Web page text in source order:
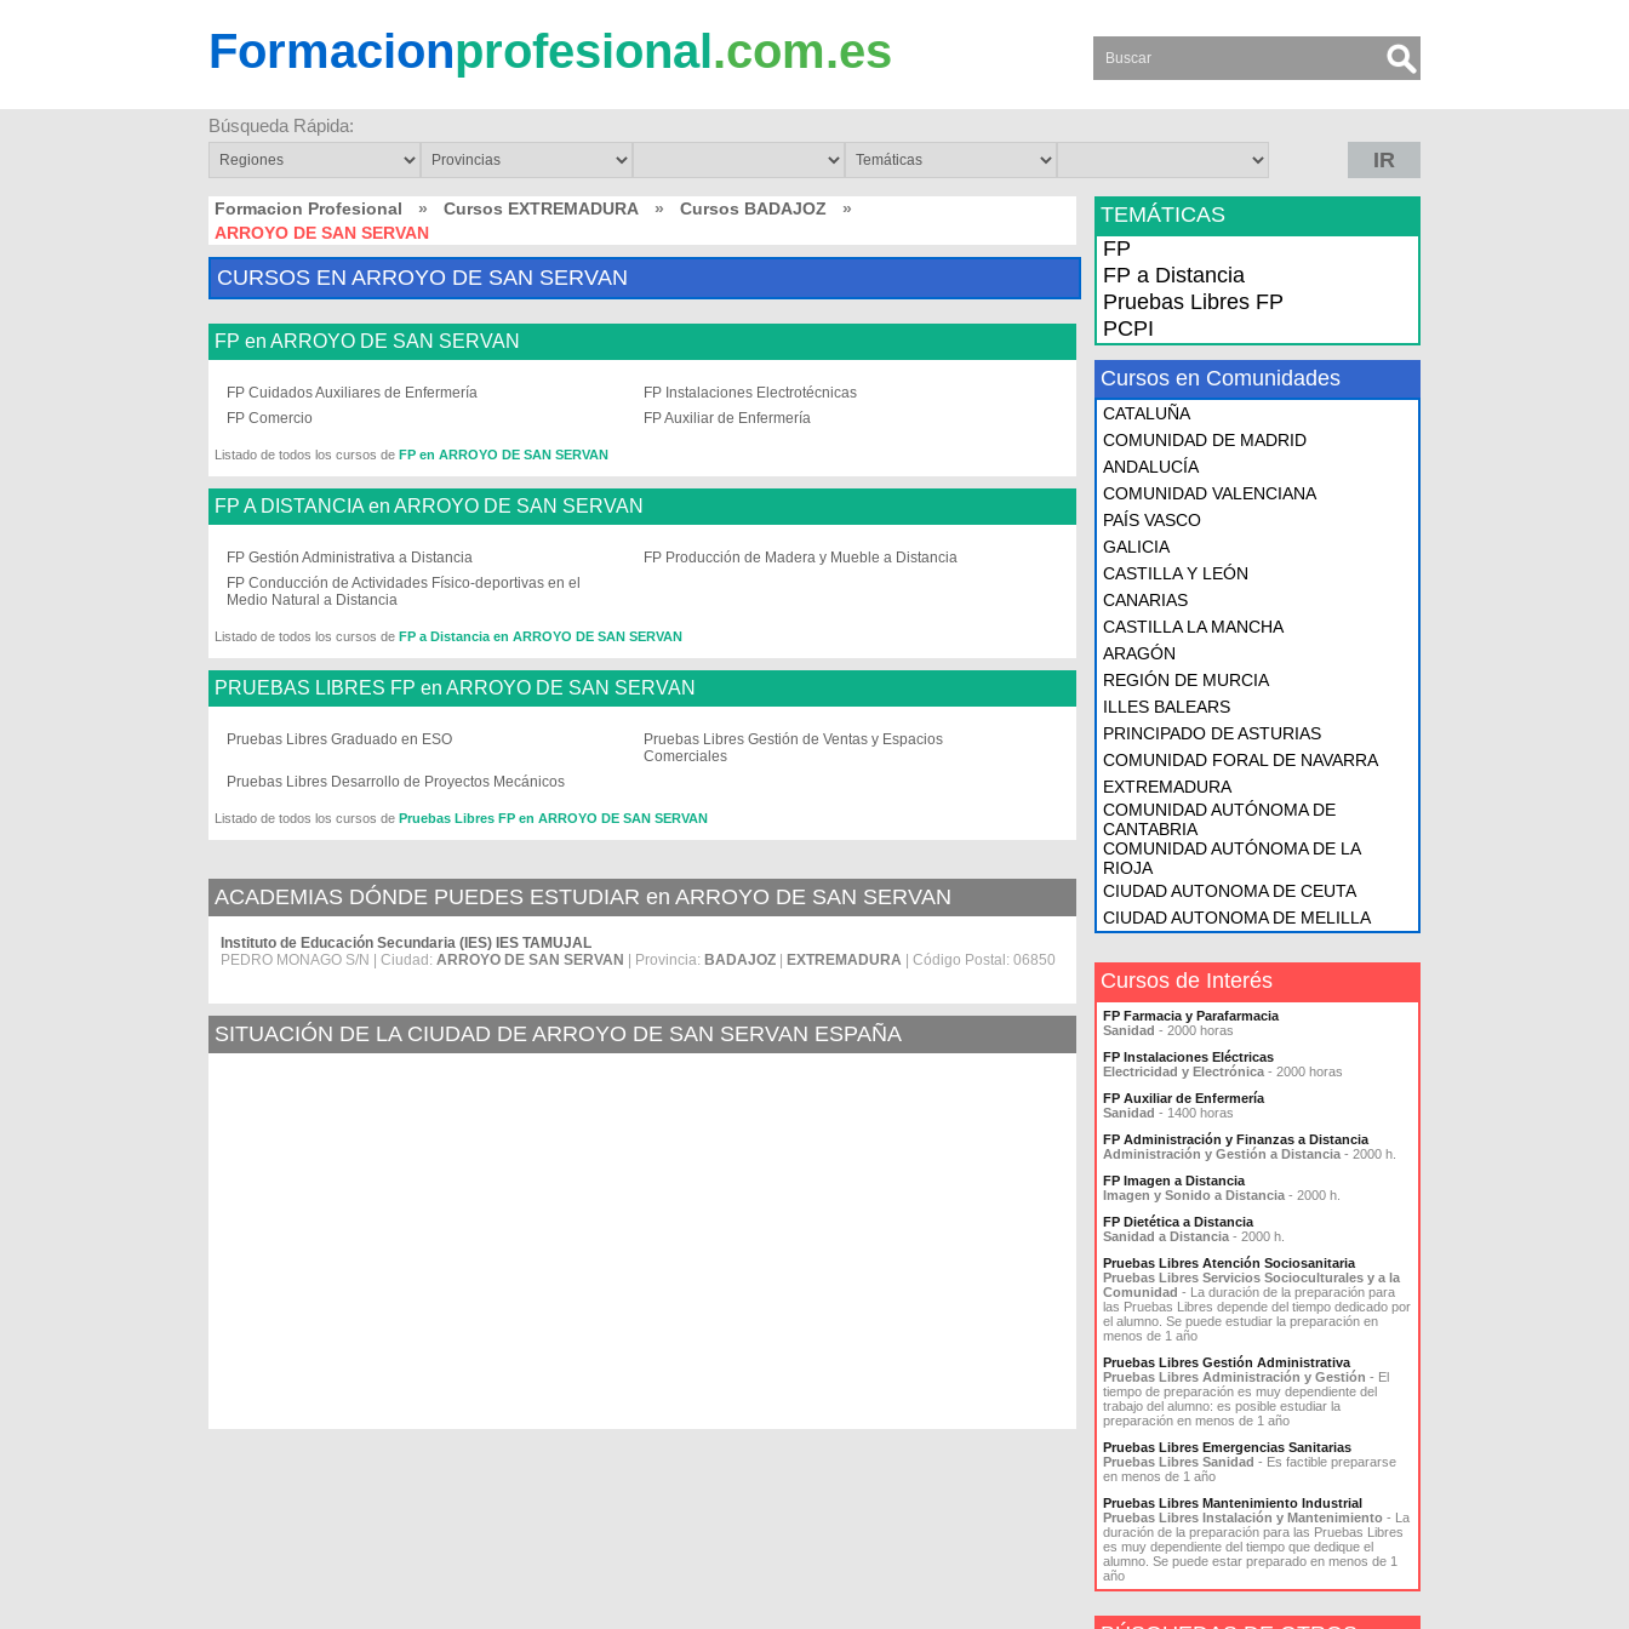
Formacionprofesional.com.es
Búsqueda Rápida:
IR
Formacion Profesional » Cursos EXTREMADURA » Cursos BADAJOZ
»
ARROYO DE SAN SERVAN
CURSOS EN ARROYO DE SAN SERVAN
FP en ARROYO DE SAN SERVAN
FP Cuidados Auxiliares de Enfermería
FP Instalaciones Electrotécnicas
FP Comercio
FP Auxiliar de Enfermería
Listado de todos los cursos de FP en ARROYO DE SAN SERVAN
FP A DISTANCIA en ARROYO DE SAN SERVAN
FP Gestión Administrativa a Distancia
FP Producción de Madera y Mueble a Distancia
FP Conducción de Actividades Físico-deportivas en el
Medio Natural a Distancia
Listado de todos los cursos de FP a Distancia en ARROYO DE SAN SERVAN
PRUEBAS LIBRES FP en ARROYO DE SAN SERVAN
Pruebas Libres Graduado en ESO
Pruebas Libres Gestión de Ventas y Espacios
Comerciales
Pruebas Libres Desarrollo de Proyectos Mecánicos
Listado de todos los cursos de Pruebas Libres FP en ARROYO DE SAN SERVAN
ACADEMIAS DÓNDE PUEDES ESTUDIAR en ARROYO DE SAN SERVAN
Instituto de Educación Secundaria (IES) IES TAMUJAL
PEDRO MONAGO S/N | Ciudad: ARROYO DE SAN SERVAN | Provincia: BADAJOZ EXTREMADURA | Código Postal: 06850
SITUACIÓN DE LA CIUDAD DE ARROYO DE SAN SERVAN ESPAÑA
TEMÁTICAS
FP
FP a Distancia
Pruebas Libres FP
PCPI
Cursos en Comunidades
CATALUÑA
COMUNIDAD DE MADRID
ANDALUCÍA
COMUNIDAD VALENCIANA
PAÍS VASCO
GALICIA
CASTILLA Y LEÓN
CANARIAS
CASTILLA LA MANCHA
ARAGÓN
REGIÓN DE MURCIA
ILLES BALEARS
PRINCIPADO DE ASTURIAS
COMUNIDAD FORAL DE NAVARRA
EXTREMADURA
COMUNIDAD AUTÓNOMA DE
CANTABRIA
COMUNIDAD AUTÓNOMA DE LA
RIOJA
CIUDAD AUTONOMA DE CEUTA
CIUDAD AUTONOMA DE MELILLA
Cursos de Interés
FP Farmacia y Parafarmacia
Sanidad - 2000 horas
FP Instalaciones Eléctricas
Electricidad y Electrónica - 2000 horas
FP Auxiliar de Enfermería
Sanidad - 1400 horas
FP Administración y Finanzas a Distancia
Administración y Gestión a Distancia - 2000 h.
FP Imagen a Distancia
Imagen y Sonido a Distancia - 2000 h.
FP Dietética a Distancia
Sanidad a Distancia - 2000 h.
Pruebas Libres Atención Sociosanitaria
Pruebas Libres Servicios Socioculturales y a la
Comunidad - La duración de la preparación para
las Pruebas Libres depende del tiempo dedicado por
el alumno. Se puede estudiar la preparación en
menos de 1 año
Pruebas Libres Gestión Administrativa
Pruebas Libres Administración y Gestión - El
tiempo de preparación es muy dependiente del
trabajo del alumno: es posible estudiar la
preparación en menos de 1 año
Pruebas Libres Emergencias Sanitarias
Pruebas Libres Sanidad - Es factible prepararse
en menos de 1 año
Pruebas Libres Mantenimiento Industrial
Pruebas Libres Instalación y Mantenimiento - La
duración de la preparación para las Pruebas Libres
es muy dependiente del tiempo que dedique el
alumno. Se puede estar preparado en menos de 1
año